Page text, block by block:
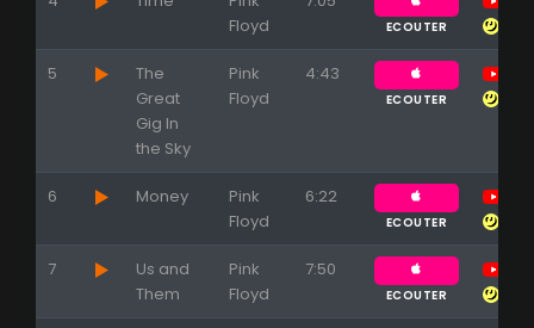
Floyd
ECOUTER
5
The
Great
Gig In
the Sky
Pink
Floyd
4:43
ECOUTER
6 Money
Pink
Floyd
6:22
ECOUTER
7
Us and
Them
Pink
Floyd
7:50
ECOUTER